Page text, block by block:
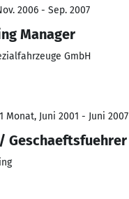
2006 - Sep. 2007
Manager
GmbH
Monat, Juni 2001 - Juni 2007
Geschaeftsfuehrer